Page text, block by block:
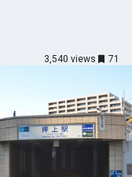
3,540 views 71